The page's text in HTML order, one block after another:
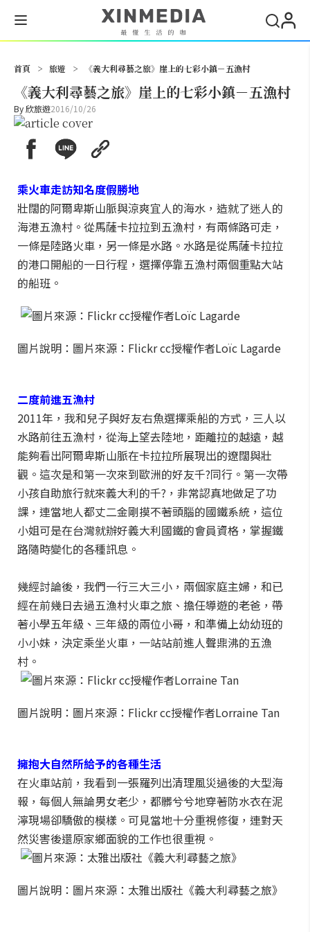
首頁 > 旅遊 > 《義大利尋藝之旅》崖上的七彩小鎮－五漁村
《義大利尋藝之旅》崖上的七彩小鎮－五漁村
By欣旅遊2016/10/26
乘火車走訪知名度假勝地
壯闊的阿爾卑斯山脈與涼爽宜人的海水，造就了迷人的
海港五漁村。從馬薩卡拉拉到五漁村，有兩條路可走，
一條是陸路火車，另一條是水路。水路是從馬薩卡拉拉
的港口開船的一日行程，選擇停靠五漁村兩個重點大站
的船班。
圖片說明：圖片來源：Flickr cc授權作者Loïc Lagarde
二度前進五漁村
2011年，我和兒子與好友右魚選擇乘船的方式，三人以
水路前往五漁村，從海上望去陸地，距離拉的越遠，越
能夠看出阿爾卑斯山脈在卡拉拉所展現出的遼闊與壯
觀。這次是和第一次來到歐洲的好友千?同行。第一次帶
小孩自助旅行就來義大利的千?，非常認真地做足了功
課，連當地人都丈二金剛摸不著頭腦的國鐵系統，這位
小姐可是在台灣就辦好義大利國鐵的會員資格，掌握鐵
路隨時變化的各種訊息。
幾經討論後，我們一行三大三小，兩個家庭主婦，和已
經在前幾日去過五漁村火車之旅、擔任導遊的老爸，帶
著小學五年級、三年級的兩位小哥，和準備上幼幼班的
小小妹，決定乘坐火車，一站站前進人聲鼎沸的五漁
村。
圖片說明：圖片來源：Flickr cc授權作者Lorraine Tan
擁抱大自然所給予的各種生活
在火車站前，我看到一張羅列出清理風災過後的大型海
報，每個人無論男女老少，都髒兮兮地穿著防水衣在泥
濘現場卻驕傲的模樣。可見當地十分重視修復，連對天
然災害後還原家鄉面貌的工作也很重視。
圖片說明：圖片來源：太雅出版社《義大利尋藝之旅》